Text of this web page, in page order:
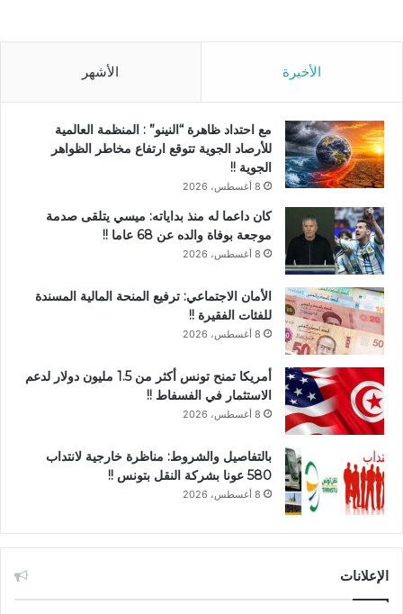
الأخيرة الأشهر
مع احتداد ظاهرة “النينو” : المنظمة العالمية
للأرصاد الجوية تتوقع ارتفاع مخاطر الظواهر
الجوية !!
8 أغسطس، 2026
كان داعما له منذ بداياته: ميسي يتلقى صدمة
موجعة بوفاة والده عن 68 عاما !!
8 أغسطس، 2026
الأمان الاجتماعي: ترفيع المنحة المالية المسندة
للفئات الفقيرة !!
8 أغسطس، 2026
أمريكا تمنح تونس أكثر من 1.5 مليون دولار لدعم
الاستثمار في الفسفاط !!
8 أغسطس، 2026
بالتفاصيل والشروط: مناظرة خارجية لانتداب
580 عونا بشركة النقل بتونس !!
8 أغسطس، 2026
الإعلانات